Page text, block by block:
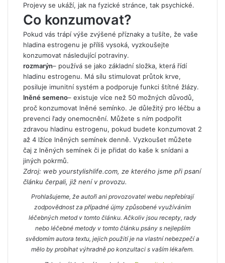
Projevy se ukáží, jak na fyzické stránce, tak psychické.
Co konzumovat?
Pokud vás trápí výše zvýšené příznaky a tušíte, že vaše
hladina estrogenu je příliš vysoká, vyzkoušejte
konzumovat následující potraviny.
rozmarýn– používá se jako základní složka, která řídí
hladinu estrogenu. Má sílu stimulovat průtok krve,
posiluje imunitní systém a podporuje funkci štítné žlázy.
lněné semeno– existuje více než 50 možných důvodů,
proč konzumovat lněné semínko. Je důležitý pro léčbu a
prevenci řady onemocnění. Můžete s ním podpořit
zdravou hladinu estrogenu, pokud budete konzumovat 2
až 4 lžíce lněných semínek denně. Vyzkoušet můžete
čaj z lněných semínek či je přidat do kaše k snídani a
jiných pokrmů.
Zdroj: web yourstylishlife.com, ze kterého jsme při psaní
článku čerpali, již není v provozu.
Prohlašujeme, že autoři ani provozovatel webu nepřebírají
zodpovědnost za případné újmy způsobené využíváním
léčebných metod v tomto článku. Ačkoliv jsou recepty, rady
nebo léčebné metody v tomto článku psány s nejlepším
svědomím autora textu, jejich použití je na vlastní nebezpečí a
mělo by probíhat výhradně po konzultaci s vaším lékařem.